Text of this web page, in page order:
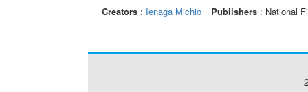
Creators: Ienaga Michio Publishers: National